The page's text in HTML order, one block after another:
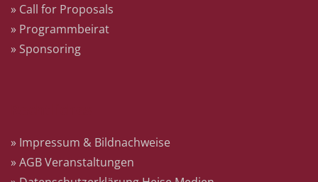
» Call for Proposals
» Programmbeirat
» Sponsoring
» Impressum & Bildnachweise
» AGB Veranstaltungen